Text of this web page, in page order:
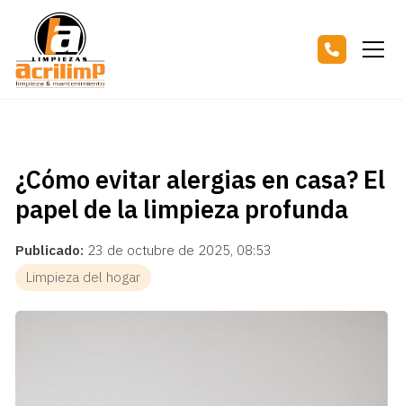
¿Cómo evitar alergias en casa? El
papel de la limpieza profunda
Publicado: 23 de octubre de 2025, 08:53
Limpieza del hogar